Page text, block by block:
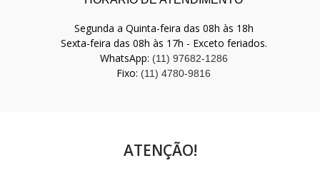
Segunda a Quinta-feira das 08h às 18h
Sexta-feira das 08h às 17h - Exceto feriados.
WhatsApp: (11) 97682-1286
Fixo: (11) 4780-9816
ATENÇÃO!